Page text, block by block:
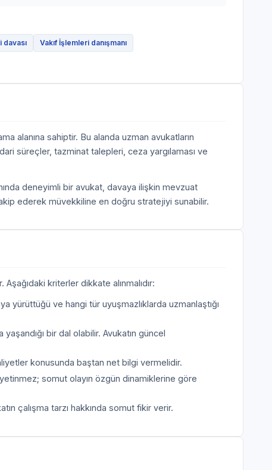
davası
Vakıf İşlemleri danışmanı
alanına sahiptir. Bu alanda uzman avukatların
süreçler, tazminat talepleri, ceza yargılaması ve
deneyimli bir avukat, davaya ilişkin mevzuat
ederek müvekkiline en doğru stratejiyi sunabilir.
kriterler dikkate alınmalıdır:
yürüttüğü ve hangi tür uyuşmazlıklarda uzmanlaştığı
bir dal olabilir. Avukatın güncel
konusunda baştan net bilgi vermelidir.
somut olayın özgün dinamiklerine göre
çalışma tarzı hakkında somut fikir verir.